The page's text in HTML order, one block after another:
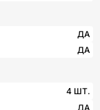
ДА
ДА
4 ШТ.
ДА